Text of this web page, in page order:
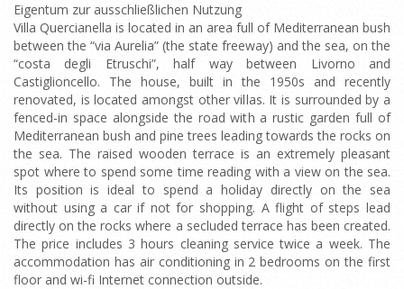
Eigentum zur ausschließlichen Nutzung
Villa Quercianella is located in an area full of Mediterranean bush
between the “via Aurelia” (the state freeway) and the sea, on the
“costa degli Etruschi”, half way between Livorno and
Castiglioncello. The house, built in the 1950s and recently
renovated, is located amongst other villas. It is surrounded by a
fenced-in space alongside the road with a rustic garden full of
Mediterranean bush and pine trees leading towards the rocks on
the sea. The raised wooden terrace is an extremely pleasant
spot where to spend some time reading with a view on the sea.
Its position is ideal to spend a holiday directly on the sea
without using a car if not for shopping. A flight of steps lead
directly on the rocks where a secluded terrace has been created.
The price includes 3 hours cleaning service twice a week. The
accommodation has air conditioning in 2 bedrooms on the first
floor and wi-fi Internet connection outside.